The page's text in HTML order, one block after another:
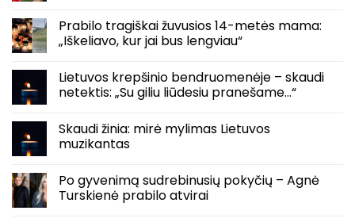
Prabilo tragiškai žuvusios 14-metės mama:
„Iškeliavo, kur jai bus lengviau“
Lietuvos krepšinio bendruomenėje – skaudi
netektis: „Su giliu liūdesiu pranešame…“
Skaudi žinia: mirė mylimas Lietuvos
muzikantas
Po gyvenimą sudrebinusių pokyčių – Agnė
Turskienė prabilo atvirai